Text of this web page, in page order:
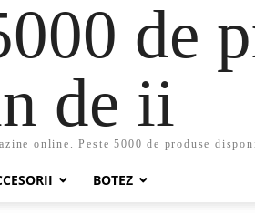
de
de ii
online. Peste 5000 de produse
BOTEZ